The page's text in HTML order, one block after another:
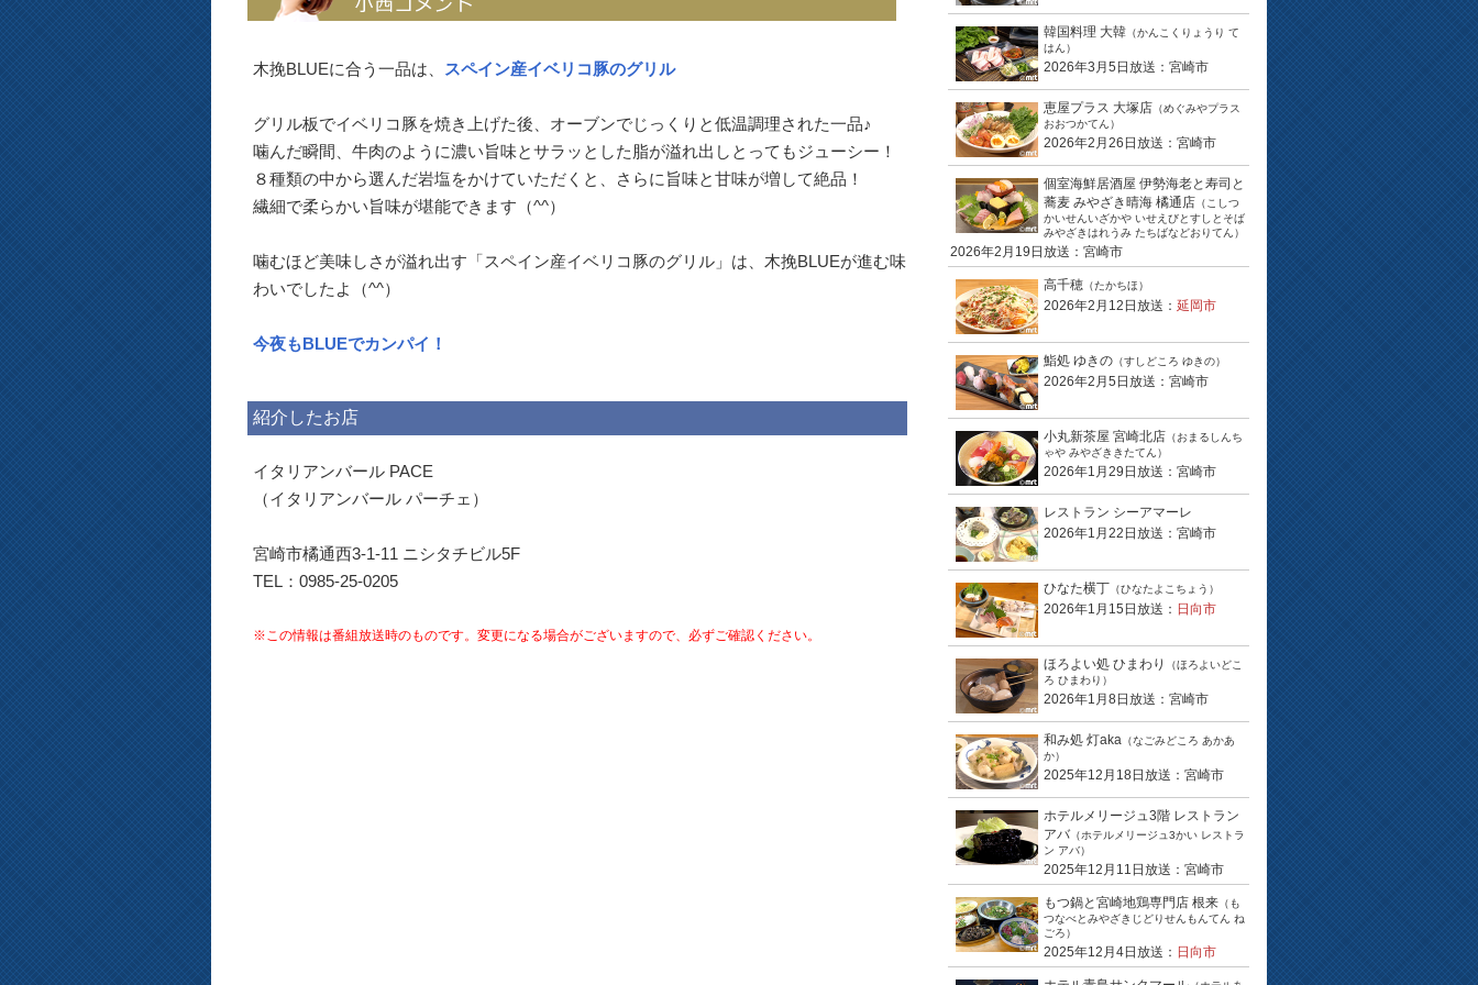
木挽BLUEに合う一品は、 スペイン産イベリコ豚のグリル
グリル板でイベリコ豚を焼き上げた後、オーブンでじっくりと低温調理された一品♪
噛んだ瞬間、牛肉のように濃い旨味とサラッとした脂が溢れ出しとってもジューシー！
８種類の中から選んだ岩塩をかけていただくと、さらに旨味と甘味が増して絶品！
繊細で柔らかい旨味が堪能できます（^^）
噛むほど美味しさが溢れ出す「スペイン産イベリコ豚のグリル」は、木挽BLUEが進む味
わいでしたよ（^^）
今夜もBLUEでカンパイ！
紹介したお店
イタリアンバール PACE
（イタリアンバール パーチェ）
宮崎市橘通西3-1-11 ニシタチビル5F
TEL：0985-25-0205
※この情報は番組放送時のものです。変更になる場合がございますので、必ずご確認ください。
韓国料理 大韓 （かんこくりょうり て
はん）
2026年3月5日放送：宮崎市
恵屋プラス 大塚店 （めぐみやプラス
おおつかてん）
2026年2月26日放送：宮崎市
個室海鮮居酒屋 伊勢海老と寿司と
蕎麦 みやざき晴海 橘通店 （こしつ
かいせんいざかや いせえびとすしとそば
みやざきはれうみ たちばなどおりてん）
2026年2月19日放送：宮崎市
高千穂 （たかちほ）
2026年2月12日放送： 延岡市
鮨処 ゆきの （すしどころ ゆきの）
2026年2月5日放送：宮崎市
小丸新茶屋 宮崎北店 （おまるしんち
ゃや みやざききたてん）
2026年1月29日放送：宮崎市
レストラン シーアマーレ
2026年1月22日放送：宮崎市
ひなた横丁 （ひなたよこちょう）
2026年1月15日放送： 日向市
ほろよい処 ひまわり
（ほろよいどこ
ろ ひまわり）
2026年1月8日放送：宮崎市
和み処 灯aka （なごみどころ あかあ
か）
2025年12月18日放送：宮崎市
ホテルメリージュ3階 レストラン
アバ（ホテルメリージュ3かい レストラ
ン アバ）
2025年12月11日放送：宮崎市
もつ鍋と宮崎地鶏専門店 根来 （も
つなべとみやざきじどりせんもんてん ね
ごろ）
2025年12月4日放送： 日向市